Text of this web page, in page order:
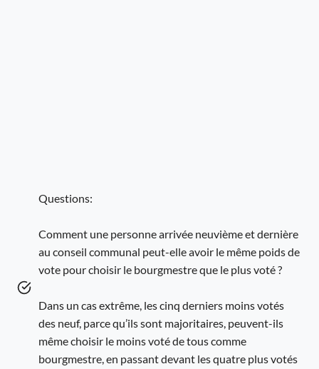
Questions:
Comment une personne arrivée neuvième et dernière
au conseil communal peut-elle avoir le même poids de
vote pour choisir le bourgmestre que le plus voté ?
Dans un cas extrême, les cinq derniers moins votés
des neuf, parce qu’ils sont majoritaires, peuvent-ils
même choisir le moins voté de tous comme
bourgmestre, en passant devant les quatre plus votés